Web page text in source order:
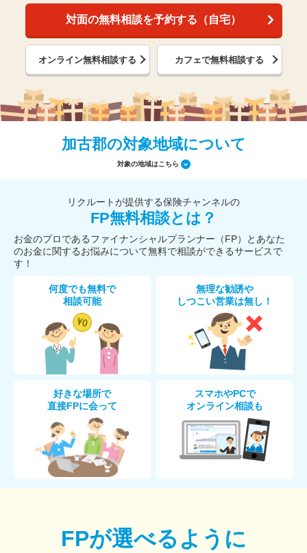
対面の無料相談を予約する（自宅）
オンライン無料相談する カフェで無料相談する
加古郡の対象地域について
対象の地域はこちら
リクルートが提供する保険チャンネルの
FP無料相談とは？
お金のプロであるファイナンシャルプランナー（FP）とあなた
のお金に関するお悩みについて無料で相談ができるサービスで
す！
何度でも無料で
相談可能
無理な勧誘や
しつこい営業は無し！
好きな場所で
直接FPに会って
スマホやPCで
オンライン相談も
FPが選べるように